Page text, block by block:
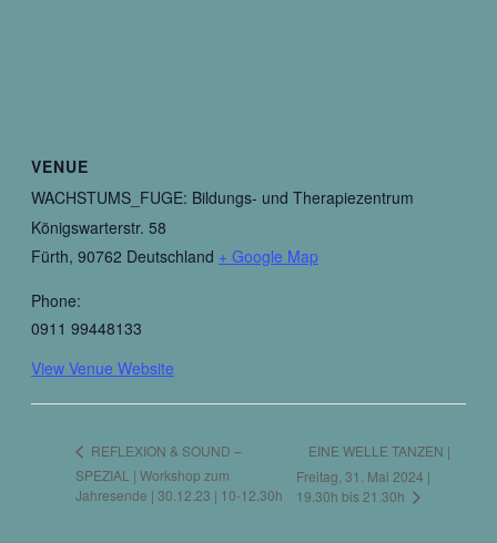
VENUE
WACHSTUMS_FUGE: Bildungs- und Therapiezentrum
Königswarterstr. 58
Fürth, 90762 Deutschland + Google Map
Phone:
0911 99448133
View Venue Website
REFLEXION & SOUND –
SPEZIAL | Workshop zum
Jahresende | 30.12.23 | 10-12.30h
EINE WELLE TANZEN |
Freitag, 31. Mai 2024 |
19.30h bis 21.30h